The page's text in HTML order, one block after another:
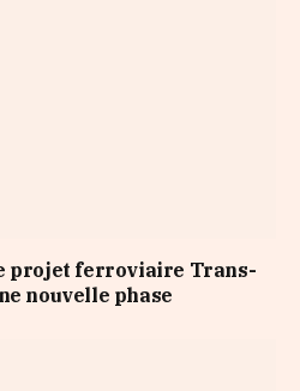
projet ferroviaire Trans-
nouvelle phase